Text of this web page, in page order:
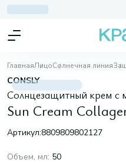
ГлавнаяЛицоСолнечная линия
CONSLY
Солнцезащитный крем с
Sun Cream
Артикул:8809809802127
Объем, мл: 50